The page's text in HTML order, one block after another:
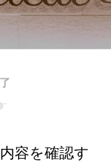
容を確認す